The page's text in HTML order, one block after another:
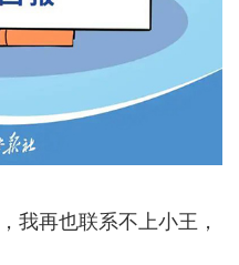
再也联系不上小王，